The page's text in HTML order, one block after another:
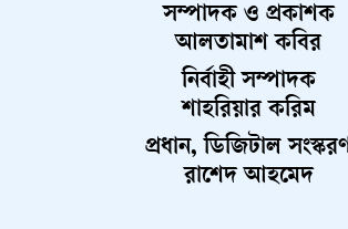
সম্পাদক ও প্রকাশক
আলতামাশ কবির
নির্বাহী সম্পাদক
শাহরিয়ার করিম
প্রধান, ডিজিটাল
রাশেদ আহমেদ